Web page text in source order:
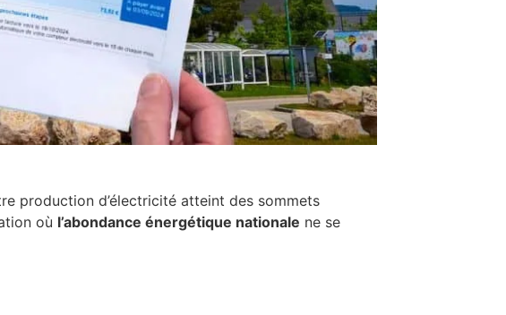
production d’électricité atteint des sommets
où l’abondance énergétique nationale ne se